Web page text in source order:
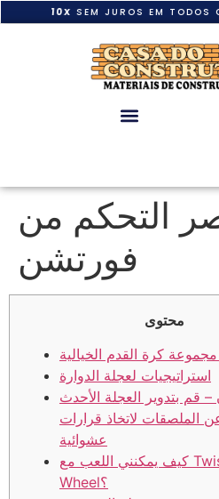
10X SEM JUROS EM TODOS
التحكم من
فورتشن
محتوى
كرة القدم الخيالية
استراتيجيات لعجلة الدوارة
– قم بتدوير العجلة الأحدث
الملصقات لاتخاذ قرارات
عشوائية
كيف يمكنني اللعب مع Twist The new
Wheel؟